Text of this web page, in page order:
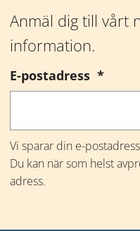
Anmäl dig till vårt
information.
E-postadress *
Vi sparar din e-
Du kan när som helst
adress.